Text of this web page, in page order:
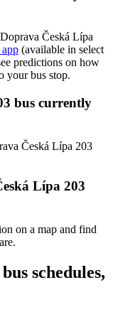
Česká Lípa
(available in select
predictions on how
your bus stop.
bus currently
Česká Lípa 203
Lípa 203
on a map and find
schedules,